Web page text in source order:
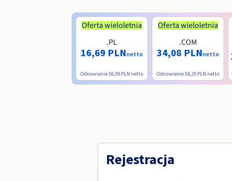
Oferta wieloletnia
.PL
16,69 PLNnetto
Odnowienie58,99 PLN netto
Oferta wieloletnia
.COM
34,08 PLNnetto
Odnowienie58,29 PLN netto
Rejestracja